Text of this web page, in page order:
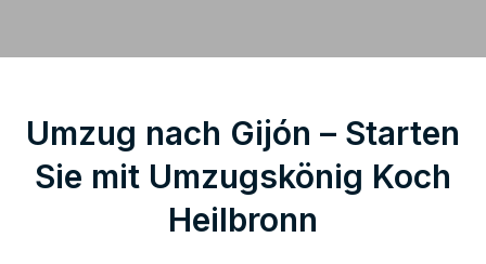
Umzug nach Gijón – Starten
Sie mit Umzugskönig Koch
Heilbronn